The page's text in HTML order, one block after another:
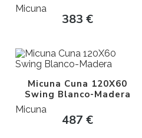
Micuna
383€
Micuna Cuna 120X60
Swing Blanco-Madera
Micuna
487€